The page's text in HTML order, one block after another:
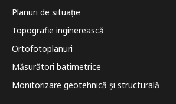
Planuri de situație
Topografie inginerească
Ortofotoplanuri
Măsurători batimetrice
Monitorizare geotehnică și structurală